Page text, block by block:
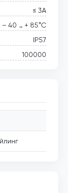
≤ 3А
– 40 … + 85°С
IP57
100000